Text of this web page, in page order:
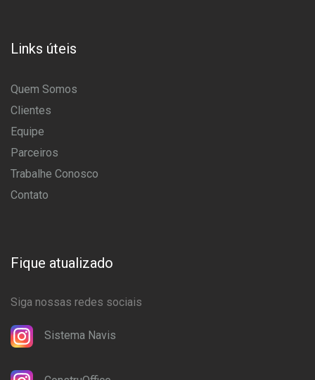
Links úteis
Quem Somos
Clientes
Equipe
Parceiros
Trabalhe Conosco
Contato
Fique atualizado
Siga nossas redes sociais
Sistema Navis